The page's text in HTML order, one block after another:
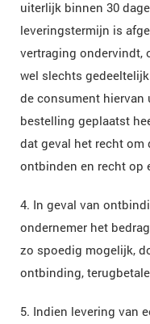
uiterlijk binnen 30
leveringstermijn is
vertraging ondervindt,
wel slechts
de consument hiervan
bestelling geplaatst
dat geval het recht om
ontbinden en recht op
4. In geval van
ondernemer het
zo spoedig mogelijk,
ontbinding,
5. Indien levering van